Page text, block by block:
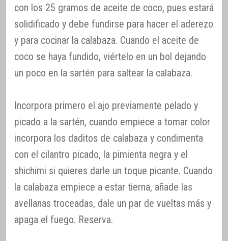
con los 25 gramos de aceite de coco, pues estará
solidificado y debe fundirse para hacer el aderezo
y para cocinar la calabaza. Cuando el aceite de
coco se haya fundido, viértelo en un bol dejando
un poco en la sartén para saltear la calabaza.
Incorpora primero el ajo previamente pelado y
picado a la sartén, cuando empiece a tomar color
incorpora los daditos de calabaza y condimenta
con el cilantro picado, la pimienta negra y el
shichimi si quieres darle un toque picante. Cuando
la calabaza empiece a estar tierna, añade las
avellanas troceadas, dale un par de vueltas más y
apaga el fuego. Reserva.